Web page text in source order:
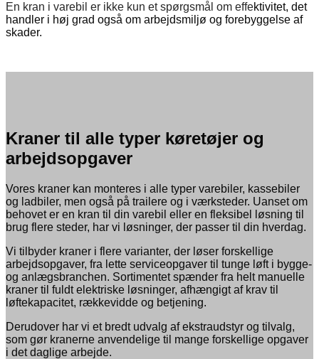
En kran i varebil er ikke kun et spørgsmål om effektivitet, det
handler i høj grad også om arbejdsmiljø og forebyggelse af
skader.
Kraner til alle typer køretøjer og
arbejdsopgaver
Vores kraner kan monteres i alle typer varebiler, kassebiler
og ladbiler, men også på trailere og i værksteder. Uanset om
behovet er en kran til din varebil eller en fleksibel løsning til
brug flere steder, har vi løsninger, der passer til din hverdag.
Vi tilbyder kraner i flere varianter, der løser forskellige
arbejdsopgaver, fra lette serviceopgaver til tunge løft i bygge-
og anlægsbranchen. Sortimentet spænder fra helt manuelle
kraner til fuldt elektriske løsninger, afhængigt af krav til
løftekapacitet, rækkevidde og betjening.
Derudover har vi et bredt udvalg af ekstraudstyr og tilvalg,
som gør kranerne anvendelige til mange forskellige opgaver
i det daglige arbejde.